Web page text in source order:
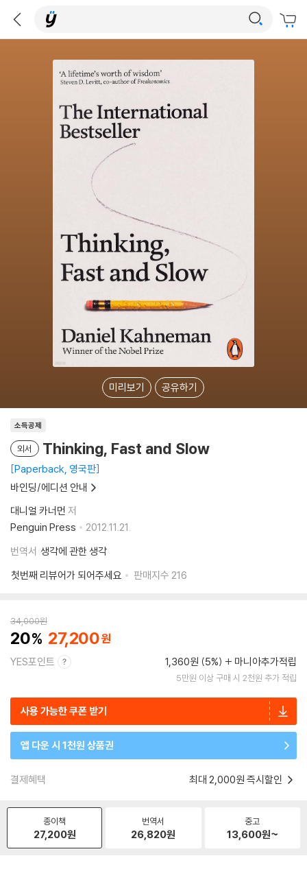
미리보기 공유하기
소득공제
외서 Thinking, Fast and Slow
Paperback, 영국판
바인딩/에디션 안내
대니얼 카너먼 저
Penguin Press
2012.11.21.
번역서 생각에 관한 생각
첫번째 리뷰어가 되어주세요
판매지수 216
34,000원
20 27,200
YES포인트 1,360원 (5%) 마니아추가적립
5만원 이상 구매 시 2천원 추가 적립
사용 가능한 쿠폰 받기
앱 다운 시 1천원 상품권
결제혜택 최대 2,000원 즉시할인
종이책
27,200원
번역서
26,820원
중고
13,600원~